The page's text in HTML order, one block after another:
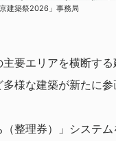
建築祭2026」事務局
要エリアを横断す
多様な建築が新たに
整理券）」システム